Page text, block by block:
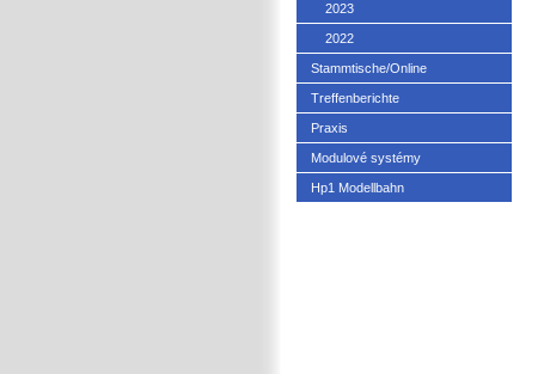
2023
2022
Stammtische/Online
Treffenberichte
Praxis
Modulové systémy
Hp1 Modellbahn